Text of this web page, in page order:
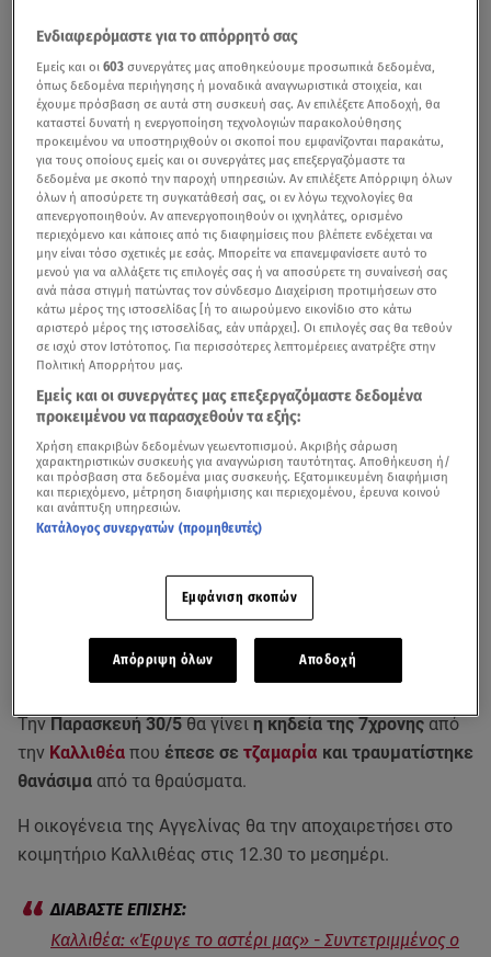
ΤηνΠαρασκευή 30/5θα γίνειη κηδεία της 7χρονηςαπό
την Καλλιθέα που έπεσε σε τζαμαρία και τραυματίστηκε
θανάσιμα από τα θραύσματα.
Η οικογένεια της Αγγελίνας θα την αποχαιρετήσει στο
κοιμητήριο Καλλιθέας στις 12.30 το μεσημέρι.
Καλλιθέα: «Έφυγε το αστέρι μας» - Συντετριμμένος ο
Ενδιαφερόμαστε για το απόρρητό σας
Εμείς και οι603 συνεργάτες μας αποθηκεύουμε προσωπικά δεδομένα,
όπως δεδομένα περιήγησης ή μοναδικά αναγνωριστικά στοιχεία, και
έχουμε πρόσβαση σε αυτά στη συσκευή σας. Αν επιλέξετε Αποδοχή, θα
καταστεί δυνατή η ενεργοποίηση τεχνολογιών παρακολούθησης
προκειμένου να υποστηριχθούν οι σκοποί που εμφανίζονται παρακάτω,
για τους οποίους εμείς και οι συνεργάτες μας επεξεργαζόμαστε τα
δεδομένα με σκοπό την παροχή υπηρεσιών. Αν επιλέξετε Απόρριψη όλων
όλων ή αποσύρετε τη συγκατάθεσή σας, οι εν λόγω τεχνολογίες θα
απενεργοποιηθούν. Αν απενεργοποιηθούν οι ιχνηλάτες, ορισμένο
περιεχόμενο και κάποιες από τις διαφημίσεις που βλέπετε ενδέχεται να
μην είναι τόσο σχετικές με εσάς. Μπορείτε να επανεμφανίσετε αυτό το
μενού για να αλλάξετε τις επιλογές σας ή να αποσύρετε τη συναίνεσή σας
ανά πάσα στιγμή πατώντας τον σύνδεσμο Διαχείριση προτιμήσεων στο
κάτω μέρος της ιστοσελίδας [ή το αιωρούμενο εικονίδιο στο κάτω
αριστερό μέρος της ιστοσελίδας, εάν υπάρχει]. Οι επιλογές σας θα τεθούν
σε ισχύ στον Ιστότοπος. Για περισσότερες λεπτομέρειες ανατρέξτε στην
Πολιτική Απορρήτου μας.
Εμείς και οι συνεργάτες μας επεξεργαζόμαστε δεδομένα
προκειμένου να παρασχεθούν τα εξής:
Χρήση επακριβών δεδομένων γεωεντοπισμού. Ακριβής σάρωση
χαρακτηριστικών συσκευής για αναγνώριση ταυτότητας. Αποθήκευση ή/
και πρόσβαση στα δεδομένα μιας συσκευής. Εξατομικευμένη διαφήμιση
και περιεχόμενο, μέτρηση διαφήμισης και περιεχομένου, έρευνα κοινού
και ανάπτυξη υπηρεσιών.
Κατάλογος συνεργατών (προμηθευτές)
Εμφάνιση σκοπών
Απόρριψη όλων Αποδοχή